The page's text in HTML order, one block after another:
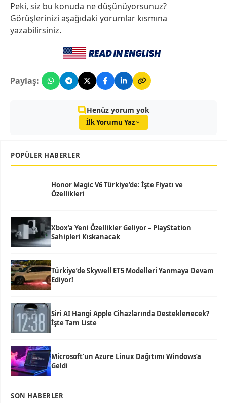
Peki, siz bu konuda ne düşünüyorsunuz?
Görüşlerinizi aşağıdaki yorumlar kısmına
yazabilirsiniz.
Paylaş:
Henüz yorum yok
İlk Yorumu Yaz
POPÜLER HABERLER
Honor Magic V6 Türkiye’de: İşte Fiyatı ve
Özellikleri
Xbox’a Yeni Özellikler Geliyor – PlayStation
Sahipleri Kıskanacak
Türkiye’de Skywell ET5 Modelleri Yanmaya Devam
Ediyor!
Siri AI Hangi Apple Cihazlarında Desteklenecek?
İşte Tam Liste
Microsoft’un Azure Linux Dağıtımı Windows’a
Geldi
SON HABERLER